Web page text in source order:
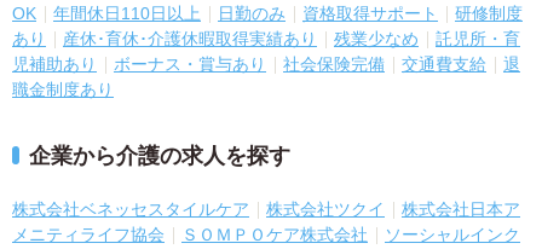
OK
年間休日110日以上 日勤のみ 資格取得サポート
研修制度
あり
産休･育休･介護休暇取得実績あり 残業少なめ
託児所・育
児補助あり
ボーナス・賞与あり 社会保険完備 交通費支給
退
職金制度あり
企業から介護の求人を探す
株式会社ベネッセスタイルケア 株式会社ツクイ
株式会社日本ア
メニティライフ協会
ＳＯＭＰＯケア株式会社
ソーシャルインク